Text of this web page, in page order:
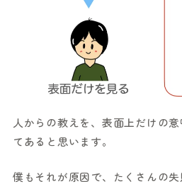
人からの教えを、表面上だけの
てあると思います。
僕もそれが原因で、たくさんの